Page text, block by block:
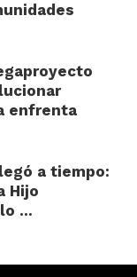
enfrenta
a tiempo:
Hijo
...